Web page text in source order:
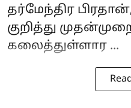
தர்மேந்திர
குறித்து
கலைத்துள்ளார ...